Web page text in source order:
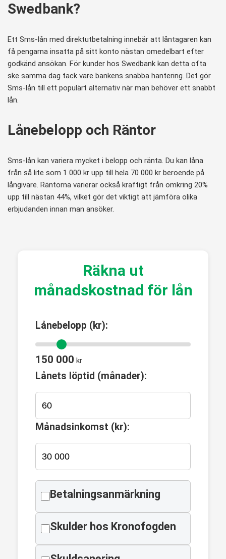
Swedbank?
Ett Sms-lån med direktutbetalning innebär att låntagaren kan
få pengarna insatta på sitt konto nästan omedelbart efter
godkänd ansökan. För kunder hos Swedbank kan detta ofta
ske samma dag tack vare bankens snabba hantering. Det gör
Sms-lån till ett populärt alternativ när man behöver ett snabbt
lån.
Lånebelopp och Räntor
Sms-lån kan variera mycket i belopp och ränta. Du kan låna
från så lite som 1 000 kr upp till hela 70 000 kr beroende på
långivare. Räntorna varierar också kraftigt från omkring 20%
upp till nästan 44%, vilket gör det viktigt att jämföra olika
erbjudanden innan man ansöker.
Räkna ut
månadskostnad för lån
Lånebelopp (kr):
150 000 kr
Lånets löptid (månader):
Månadsinkomst (kr):
Betalningsanmärkning
Skulder hos Kronofogden